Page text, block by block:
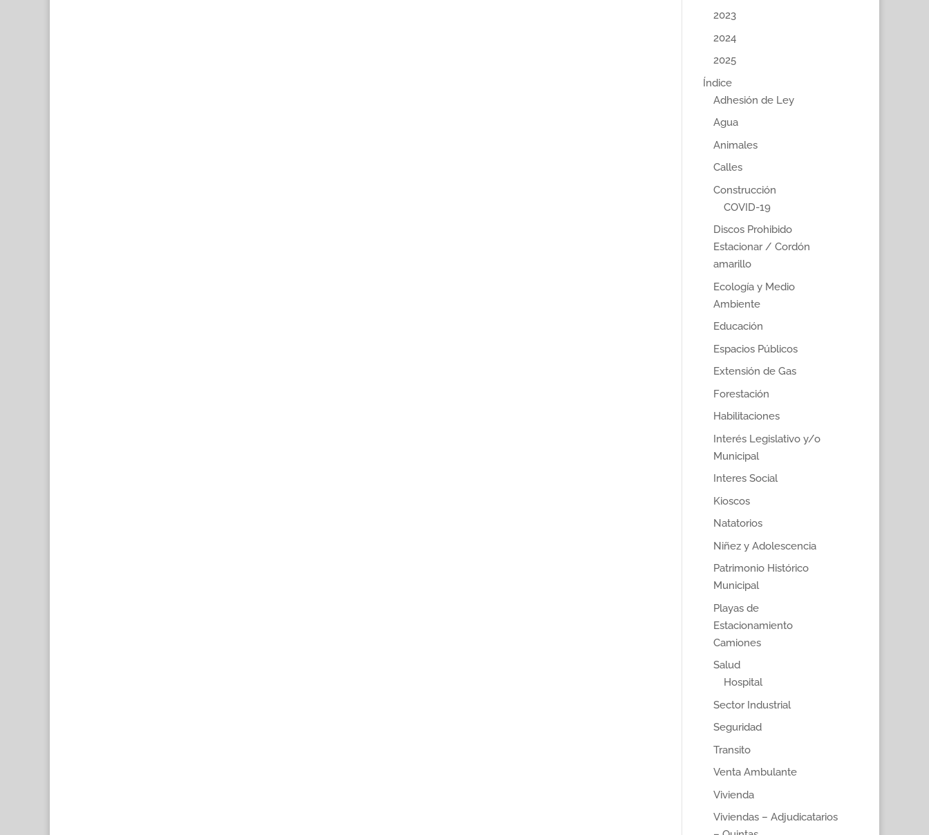
2023
2024
2025
Índice
Adhesión de Ley
Agua
Animales
Calles
Construcción
COVID-19
Discos Prohibido
Estacionar / Cordón
amarillo
Ecología y Medio
Ambiente
Educación
Espacios Públicos
Extensión de Gas
Forestación
Habilitaciones
Interés Legislativo y/o
Municipal
Interes Social
Kioscos
Natatorios
Niñez y Adolescencia
Patrimonio Histórico
Municipal
Playas de
Estacionamiento
Camiones
Salud
Hospital
Sector Industrial
Seguridad
Transito
Venta Ambulante
Vivienda
Viviendas – Adjudicatarios